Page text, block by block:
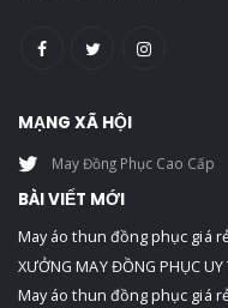
MẠNG XÃ HỘI
May Đồng Phục Cao Cấp
BÀI VIẾT MỚI
May áo thun đồng phục giá
XƯỞNG MAY ĐỒNG PHỤC
May áo thun đồng phục giá